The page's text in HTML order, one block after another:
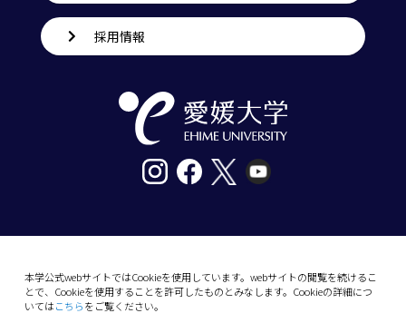
本学公式webサイトではCookieを使用しています。webサイトの閲覧を続けるこ
とで、Cookieを使用することを許可したものとみなします。Cookieの詳細につ
いてはこちらをご覧ください。
採用情報
10-13 Dogo-Himata, Matsuyama, Ehime 790-